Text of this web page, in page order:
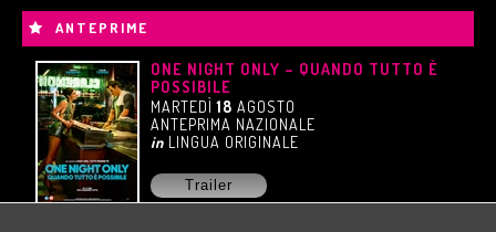
ANTEPRIME
ONE NIGHT ONLY – QUANDO TUTTO È
POSSIBILE
MARTEDÌ18 AGOSTO
ANTEPRIMA NAZIONALE
in LINGUA ORIGINALE
Trailer